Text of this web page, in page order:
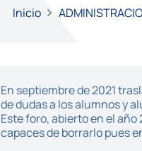
Inicio
En septiembre de 2021
de dudas a los alumnos y
Este foro, abierto en el
capaces de borrarlo pues